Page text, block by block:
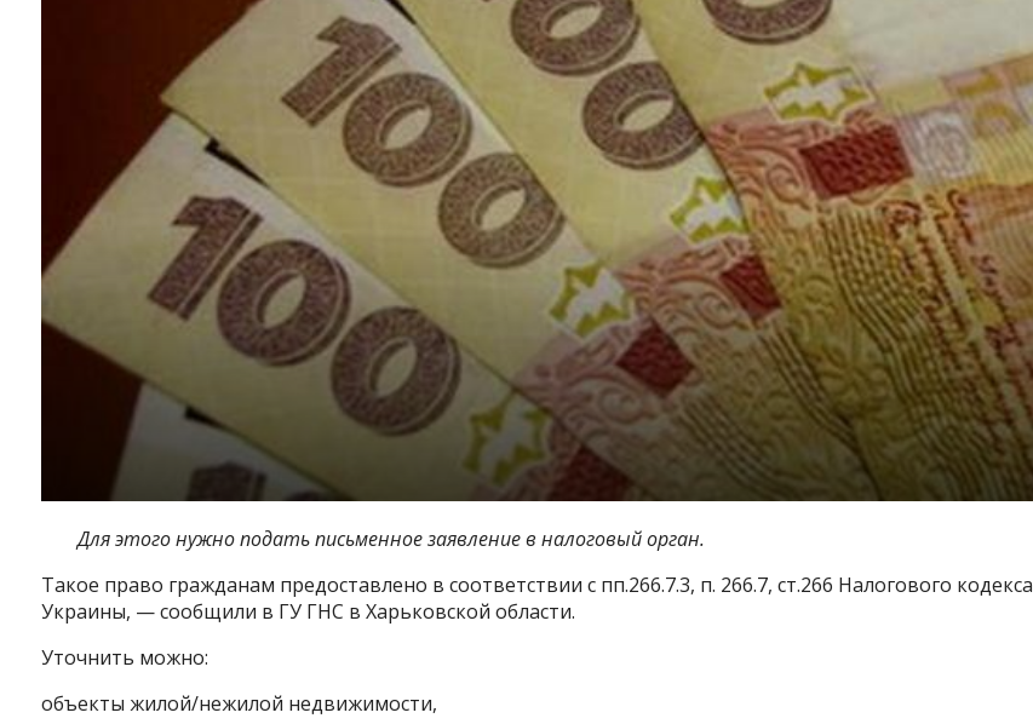
Для этого нужно подать письменное заявление в налоговый орган.
Такое право гражданам предоставлено в соответствии с пп.266.7.3, п. 266.7, ст.266 Налогового кодекса
Украины, — сообщили в ГУ ГНС в Харьковской области.
Уточнить можно:
объекты жилой/нежилой недвижимости,